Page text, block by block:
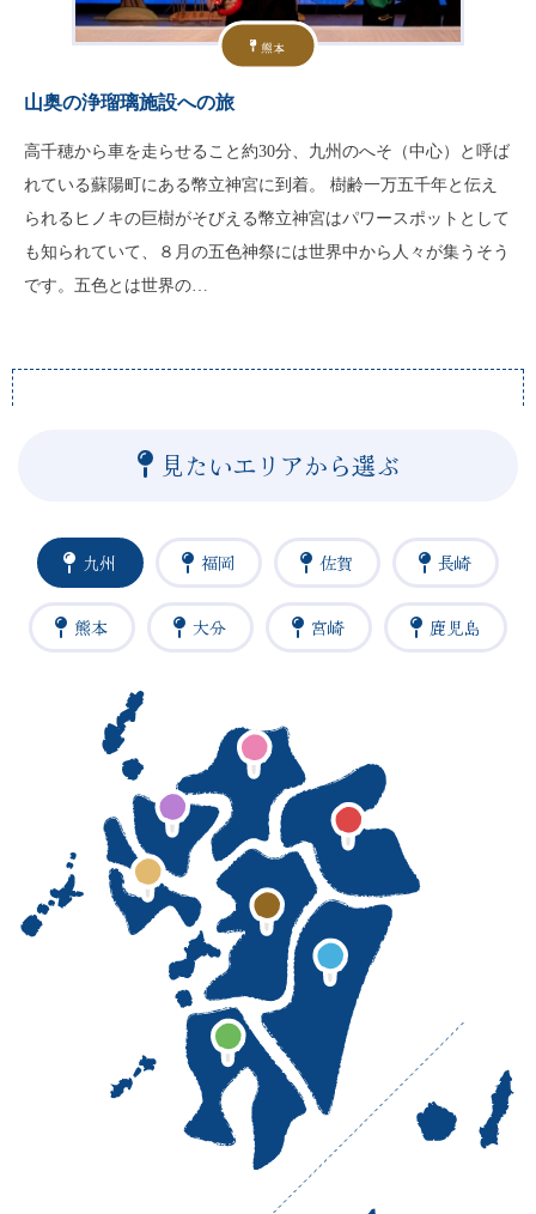
熊本
山奥の浄瑠璃施設への旅
高千穂から車を走らせること約30分、九州のへそ（中心）と呼ば
れている蘇陽町にある幣立神宮に到着。 樹齢一万五千年と伝え
られるヒノキの巨樹がそびえる幣立神宮はパワースポットとして
も知られていて、８月の五色神祭には世界中から人々が集うそう
です。五色とは世界の…
見たいエリアから選ぶ
九州 福岡 佐賀 長崎
熊本 大分 宮崎 鹿児島